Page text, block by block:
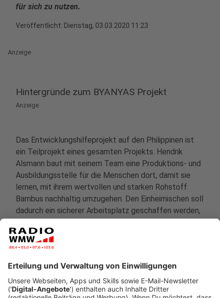
für sich zu nutzen.
Veröffentlicht: Dienstag, 03.03.2020 11:23
Anzeige
Hintergründe zum BYANYAS Projekt
Anzeige
Das Entwicklungshilfeprojekt auf den Philippinen ist
ein Teilprojekt eines gesamten Projekts. Hendrik
Alsmann baut mit seinem Team eine Produktions- und
Ausbildungsstelle für die Menschen dort, damit sie
lernen, mit ihrem wertvollen und starken Rohstoff
Bambus nachhaltig umzugehen. Den Einheimischen soll
dadurch ein sicherer Arbeitsplatz geschaffen werden,
Leben gerufen wurde das Entwicklungs- und
Naturschutzprojekt BYANYAS 2017 von Joel Lobsiger.
kennengelernt, weil Hendrik dort zu der Zeit lebte.
Jetzt im März fliegt Hendrik wieder auf die Philippinen,
um die erste Phase der Baurealisierung einzuläuten.